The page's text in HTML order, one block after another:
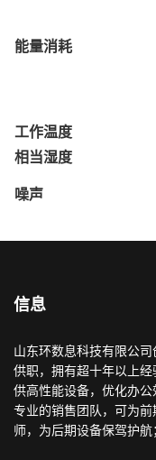
能量消耗
工作温度
相当湿度
噪声
信息
山东环数息科技有限公
供职，拥有超十年以上
供高性能设备，优化办
专业的销售团队，可为
师，为后期设备保驾护航；